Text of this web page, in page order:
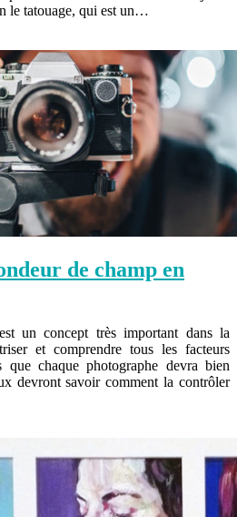
le tatouage, qui est un…
de champ en
un concept très important dans la
et comprendre tous les facteurs
que chaque photographe devra bien
devront savoir comment la contrôler